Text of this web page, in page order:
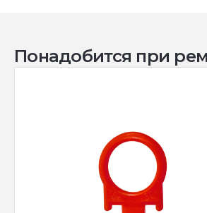
Понадобится при